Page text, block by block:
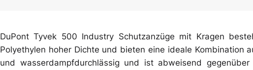
DuPont Tyvek 500 Industry Schutzanzüge mit Kragen
Polyethylen hoher Dichte und bieten eine ideale
und wasserdampfdurchlässig und ist abweisend